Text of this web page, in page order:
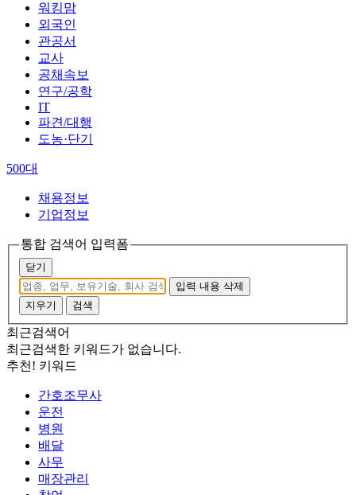
워킹맘
외국인
관공서
교사
공채속보
연구/공학
IT
파견/대행
도농·단기
500대
채용정보
기업정보
통합 검색어 입력폼
닫기
입력 내용 삭제
지우기
검색
최근검색어
최근검색한 키워드가 없습니다.
추천! 키워드
간호조무사
운전
병원
배달
사무
매장관리